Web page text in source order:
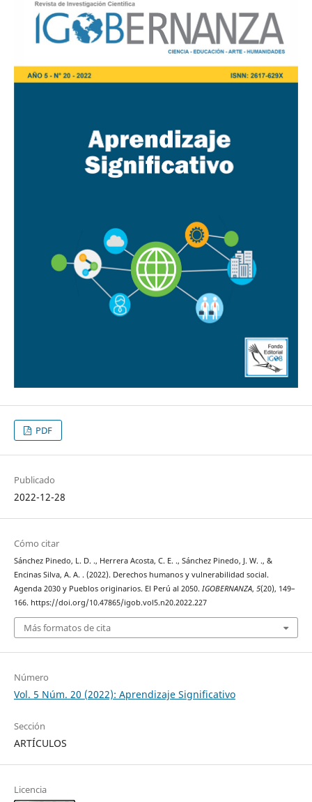
PDF
Publicado
2022-12-28
Cómo citar
Sánchez Pinedo, L. D. ., Herrera Acosta, C. E. ., Sánchez Pinedo, J. W. ., &
Encinas Silva, A. A. . (2022). Derechos humanos y vulnerabilidad social.
Agenda 2030 y Pueblos originarios. El Perú al 2050. IGOBERNANZA, 5(20), 149–
166. https://doi.org/10.47865/igob.vol5.n20.2022.227
Más formatos de cita
Número
Vol. 5 Núm. 20 (2022): Aprendizaje Significativo
Sección
ARTÍCULOS
Licencia